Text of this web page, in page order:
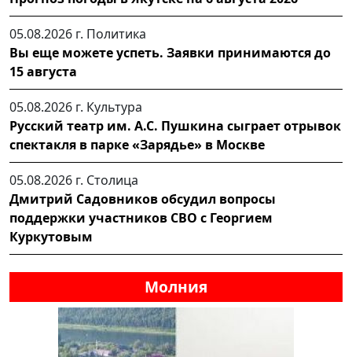
05.08.2026 г. Политика
Вы еще можете успеть. Заявки принимаются до
15 августа
05.08.2026 г. Культура
Русский театр им. А.С. Пушкина сыграет отрывок
спектакля в парке «Зарядье» в Москве
05.08.2026 г. Столица
Дмитрий Садовников обсудил вопросы
поддержки участников СВО с Георгием
Куркутовым
Молния